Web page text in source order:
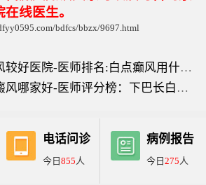
线医生。
bdfcs/bbzx/9697.html
好医院-医师排名:白点癫风用什么药膏？
哪家好-医师评分榜：下巴长白一片？
电话问诊
今日 855人
病例报告
今日275人